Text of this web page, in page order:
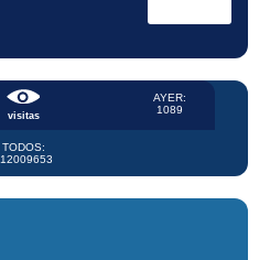
visitas
AYER:
1089
TODOS:
12009653